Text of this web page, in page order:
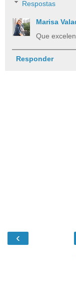
Respostas
Marisa
Que
Responder
‹